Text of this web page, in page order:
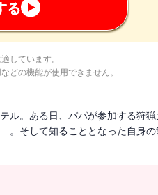
る
しています。
どの機能が使用できません。
ル。ある日、パパが参加する狩猟
。そして知ることとなった自身の